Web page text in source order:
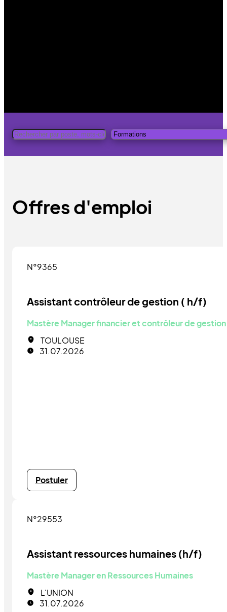
Offres d'emploi
N°9365
Assistant contrôleur de gestion ( h/f)
Mastère Manager financier et contrôleur de gestion
TOULOUSE
31.07.2026
Postuler
N°29553
Assistant ressources humaines (h/f)
Mastère Manager en Ressources Humaines
L'UNION
31.07.2026